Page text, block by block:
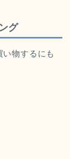
グ
物するにも